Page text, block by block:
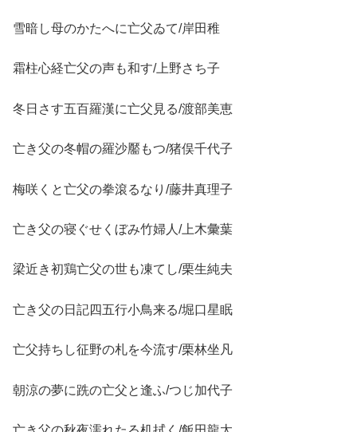
雪暗し母のかたへに亡父ゐて/岸田稚
霜柱心経亡父の声も和す/上野さち子
冬日さす五百羅漢に亡父見る/渡部美恵
亡き父の冬帽の羅沙靨もつ/猪俣千代子
梅咲くと亡父の拳滾るなり/藤井真理子
亡き父の寝ぐせくぼみ竹婦人/上木彙葉
梁近き初鶏亡父の世も凍てし/栗生純夫
亡き父の日記四五行小鳥来る/堀口星眠
亡父持ちし征野の札を今流す/栗林坐凡
朝涼の夢に跣の亡父と逢ふ/つじ加代子